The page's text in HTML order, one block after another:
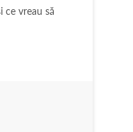
ce vreau să